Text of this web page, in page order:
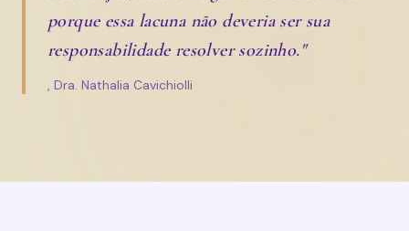
porque essa lacuna não deveria ser sua
responsabilidade resolver sozinho."
, Dra. Nathalia Cavichiolli